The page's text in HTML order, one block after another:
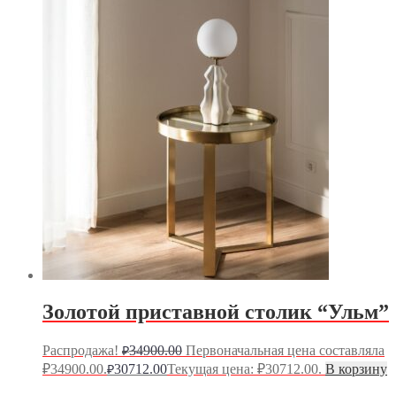
Золотой приставной столик “Ульм”
Распродажа! ₽34900.00 Первоначальная цена составляла
₽34900.00.₽30712.00Текущая цена: ₽30712.00. В корзину